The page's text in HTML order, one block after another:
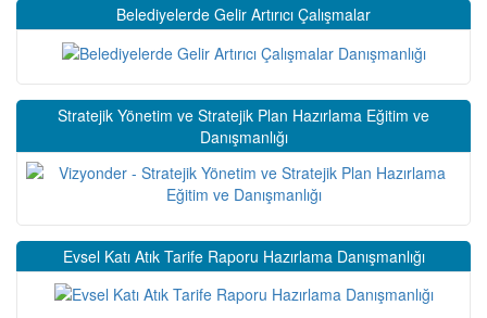
Belediyelerde Gelir Artırıcı Çalışmalar
Stratejik Yönetim ve Stratejik Plan Hazırlama Eğitim ve
Danışmanlığı
Evsel Katı Atık Tarife Raporu Hazırlama Danışmanlığı